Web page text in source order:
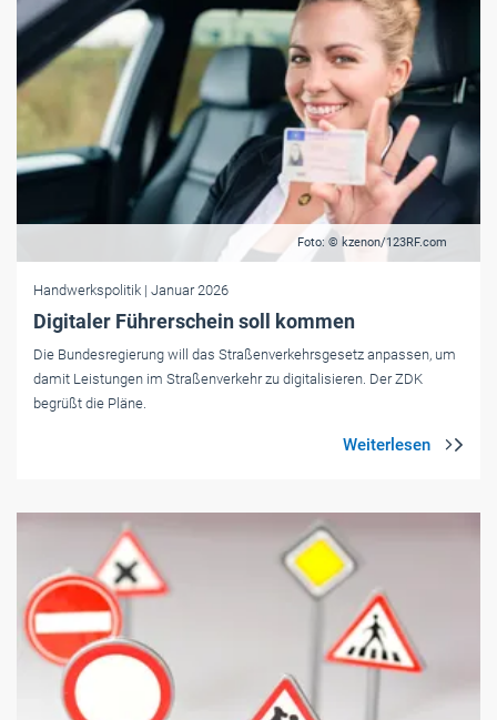
Foto: © kzenon/123RF.com
Handwerkspolitik | Januar 2026
Digitaler Führerschein soll kommen
Die Bundesregierung will das Straßenverkehrsgesetz anpassen, um
damit Leistungen im Straßenverkehr zu digitalisieren. Der ZDK
begrüßt die Pläne.